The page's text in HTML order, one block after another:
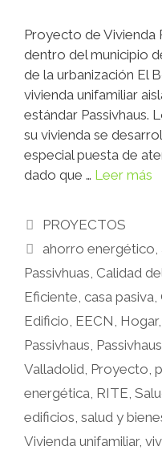
Proyecto de Vivienda
dentro del municipio
de la urbanización El
vivienda unifamiliar
estándar Passivhaus.
su vivienda se
especial puesta de
dado que … Leer más
PROYECTOS
ahorro energético
Passivhuas Calidad
Eficiente casa pasiva
Edificio EECN Hogar,
Passivhaus
Valladolid Proyecto
energética RITE
edificios salud y
Vivienda unifamiliar,